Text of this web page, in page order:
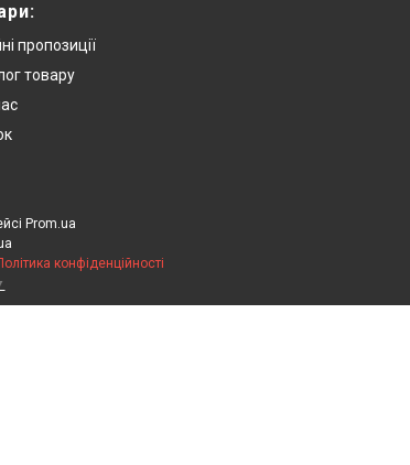
пропозиції
товару
Prom.ua
конфіденційності